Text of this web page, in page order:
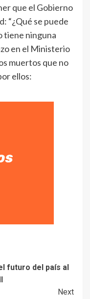
que el Gobierno
“¿Qué se puede
tiene ninguna
en el Ministerio
muertos que no
ellos:
futuro del país al
Next